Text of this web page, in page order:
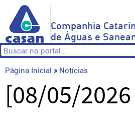
Companhia
de Águas e
Página Inicial » Notícias
[08/05/